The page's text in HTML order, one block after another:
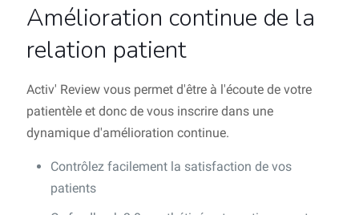
Amélioration continue de la
relation patient
Activ' Review vous permet d'être à l'écoute de votre
patientèle et donc de vous inscrire dans une
dynamique d'amélioration continue.
Contrôlez facilement la satisfaction de vos
patients